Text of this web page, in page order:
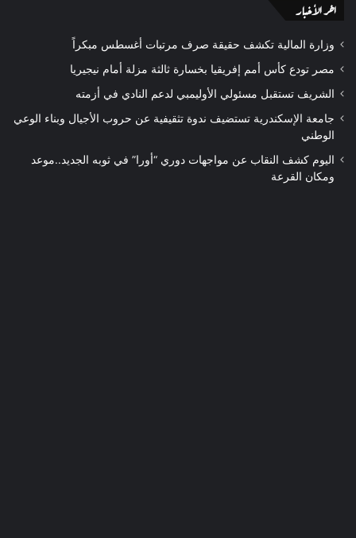
اخر الأخبار
وزارة المالية تكشف حقيقة صرف مرتبات أغسطس مبكراً
مصر تودع كأس أمم إفريقيا بخسارة ثالثة مزلة أمام نيجيريا
الشريف تستقبل مسئولي الأوليمبي لدعم النادي في أزمته
جامعة الإسكندرية تستضيف ندوة تثقيفية عن حروب الأجيال وبناء الوعي
الوطني
اليوم كشف النقاب عن مواجهات دوري “أورا” في ثوبه الجديد..موعد
ومكان القرعة